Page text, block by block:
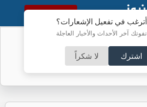
أترغب في تفعيل الإشعارات؟
آخر الأحداث والأخبار العاجلة
اشترك لا شكراً
النسخة الكاملة